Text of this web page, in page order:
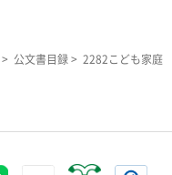
> 公文書目録> 2282こども家庭